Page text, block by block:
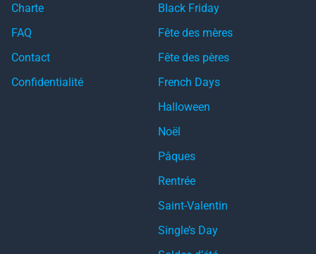
Charte
FAQ
Contact
Confidentialité
Black Friday
Fête des mères
Fête des pères
French Days
Halloween
Noël
Pâques
Rentrée
Saint-Valentin
Single’s Day